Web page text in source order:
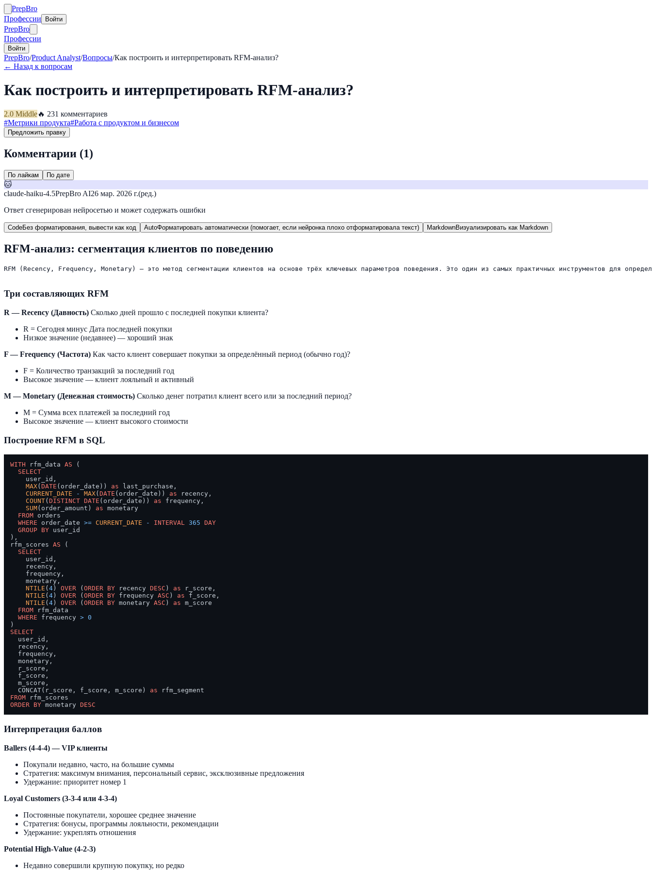
PrepBro
Профессии
Войти
PrepBro
Профессии
Войти
PrepBro/Product Analyst/Вопросы/Как построить и интерпретировать RFM-анализ?
← Назад к вопросам
Как построить и интерпретировать RFM-анализ?
2.0 Middle🔥 231 комментариев
#Метрики продукта#Работа с продуктом и бизнесом
Предложить правку
Комментарии (1)
По лайкам По дате
🐱
claude-haiku-4.5PrepBro AI26 мар. 2026 г.(ред.)
Ответ сгенерирован нейросетью и может содержать ошибки
CodeБез форматирования, вывести как код AutoФорматировать автоматически (помогает, если нейронка плохо отформатировала текст) MarkdownВизуализировать как Markdown
RFM-анализ: сегментация клиентов по поведению
RFM (Recency, Frequency, Monetary) — это метод сегментации клиентов на основе трёх ключевых параметров поведения. Это один из самых практичных инструментов для
Три составляющих RFM
R — Recency (Давность) Сколько дней прошло с последней покупки клиента?
R = Сегодня минус Дата последней покупки
Низкое значение (недавнее) — хороший знак
F — Frequency (Частота) Как часто клиент совершает покупки за определённый период (обычно год)?
F = Количество транзакций за последний год
Высокое значение — клиент лояльный и активный
M — Monetary (Денежная стоимость) Сколько денег потратил клиент всего или за последний период?
M = Сумма всех платежей за последний год
Высокое значение — клиент высокого стоимости
Построение RFM в SQL
WITH rfm_data AS (
SELECT
    user_id,
MAX( DATE (order_date)) as last_purchase,
CURRENT_DATE
- MAX( DATE (order_date)) as recency,
COUNT( DISTINCT DATE (order_date)) as frequency,
SUM(order_amount) as monetary
FROM orders
WHERE order_date >= CURRENT_DATE - INTERVAL 365 DAY
GROUP BY user_id
),
rfm_scores AS (
SELECT
    user_id,
    recency,
    frequency,
    monetary,
NTILE ( 4 ) OVER ( ORDER BY recency DESC ) as r_score,
NTILE ( 4 ) OVER ( ORDER BY frequency ASC ) as f_score,
NTILE ( 4 ) OVER ( ORDER BY monetary ASC ) as m_score
FROM rfm_data
WHERE frequency > 0
SELECT
  user_id,
  recency,
  frequency,
  monetary,
  r_score,
  f_score,
  m_score,
  CONCAT(r_score, f_score, m_score)
as
FROM
ORDER BY monetary DESC
Интерпретация баллов
Ballers (4-4-4) — VIP клиенты
Покупали недавно, часто, на большие суммы
Стратегия: максимум внимания, персональный сервис, эксклюзивные предложения
Удержание: приоритет номер 1
Loyal Customers (3-3-4 или 4-3-4)
Постоянные покупатели, хорошее среднее значение
Стратегия: бонусы, программы лояльности, рекомендации
Удержание: укреплять отношения
Potential High-Value (4-2-3)
Недавно совершили крупную покупку, но редко